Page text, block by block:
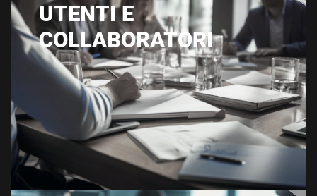
UTENTI E
COLLABORATORI